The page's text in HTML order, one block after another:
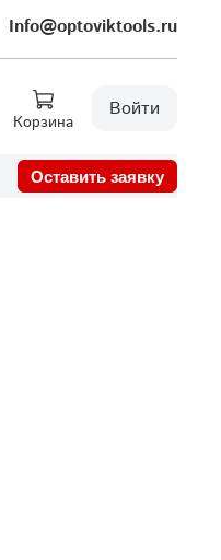
Info@optoviktools.ru
Корзина
Войти
Оставить заявку